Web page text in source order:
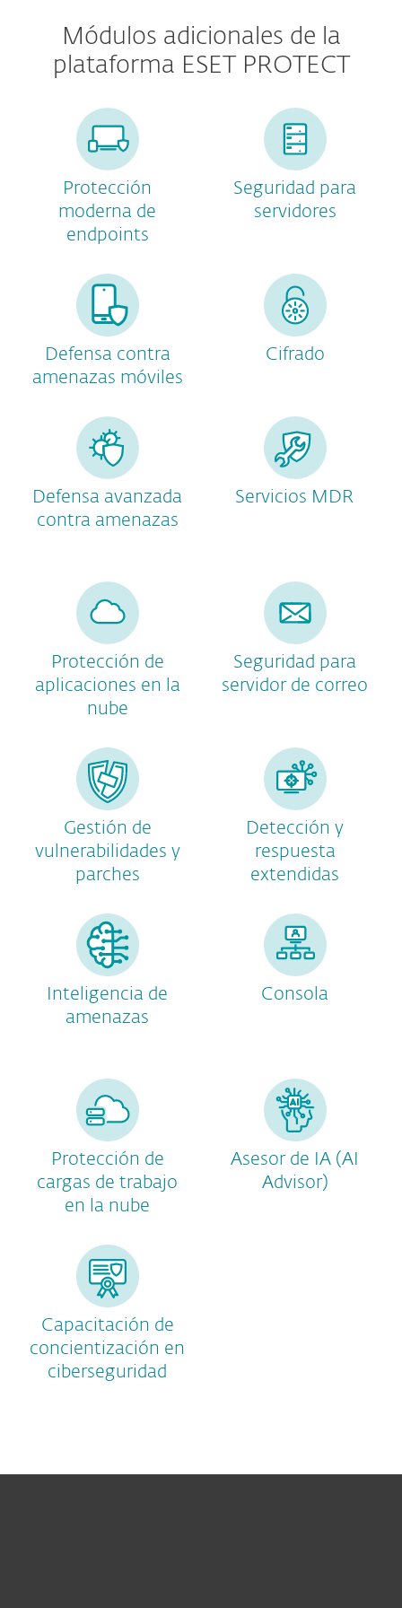
Módulos adicionales de la
plataforma ESET PROTECT
Protección
moderna de
endpoints
Seguridad para
servidores
Defensa contra
amenazas móviles
Cifrado
Defensa avanzada
contra amenazas
Servicios MDR
Protección de
aplicaciones en la
nube
Seguridad para
servidor de correo
Gestión de
vulnerabilidades y
parches
Detección y
respuesta
extendidas
Inteligencia de
amenazas
Consola
Protección de
cargas de trabajo
en la nube
Asesor de IA (AI
Advisor)
Capacitación de
concientización en
ciberseguridad